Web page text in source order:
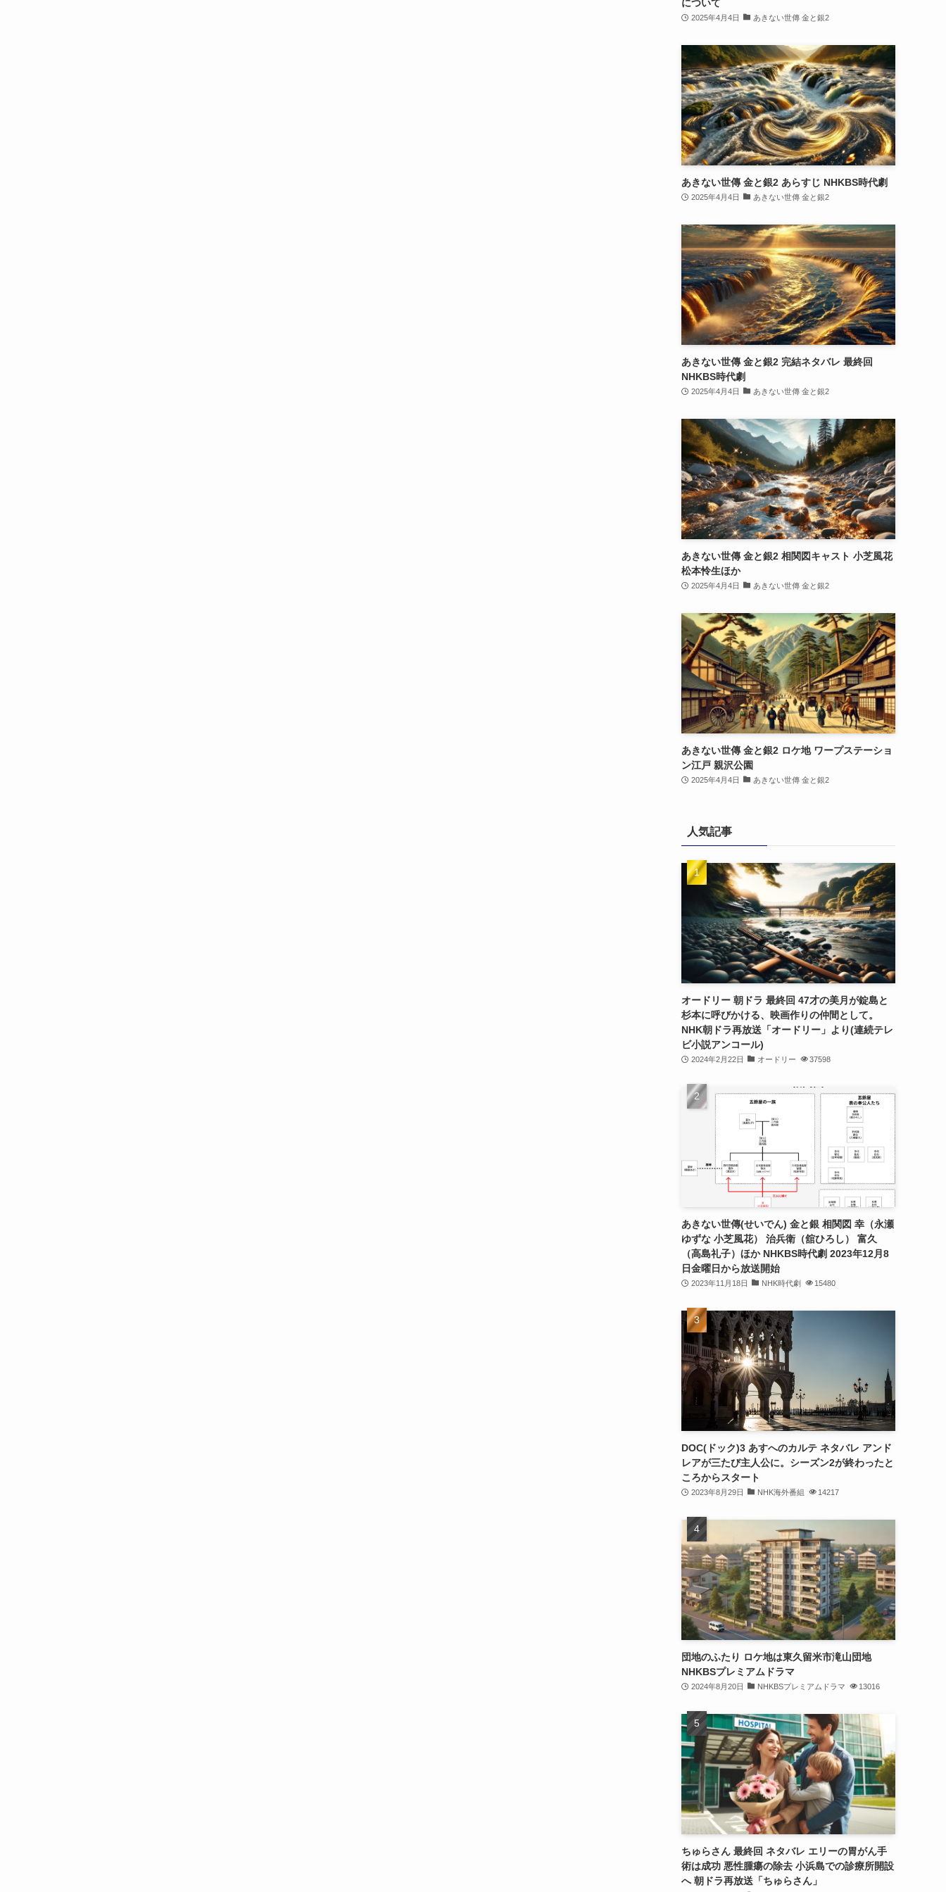
について
2025年4月4日 あきない世傳 金と銀2
あきない世傳 金と銀2 あらすじ NHKBS時代劇
2025年4月4日 あきない世傳 金と銀2
あきない世傳 金と銀2 完結ネタバレ 最終回
NHKBS時代劇
2025年4月4日 あきない世傳 金と銀2
あきない世傳 金と銀2 相関図キャスト 小芝風花
松本怜生ほか
2025年4月4日 あきない世傳 金と銀2
あきない世傳 金と銀2 ロケ地 ワープステーショ
ン江戸 親沢公園
2025年4月4日 あきない世傳 金と銀2
人気記事
オードリー 朝ドラ 最終回 47才の美月が錠島と
杉本に呼びかける、映画作りの仲間として。
NHK朝ドラ再放送「オードリー」より(連続テレ
ビ小説アンコール)
2024年2月22日 オードリー 37598
あきない世傳(せいでん) 金と銀 相関図 幸（永瀬
ゆずな 小芝風花） 治兵衛（舘ひろし） 富久
（高島礼子）ほか NHKBS時代劇 2023年12月8
日金曜日から放送開始
2023年11月18日 NHK時代劇 15480
DOC(ドック)3 あすへのカルテ ネタバレ アンド
レアが三たび主人公に。シーズン2が終わったと
ころからスタート
2023年8月29日 NHK海外番組 14217
団地のふたり ロケ地は東久留米市滝山団地
NHKBSプレミアムドラマ
2024年8月20日 NHKBSプレミアムドラマ 13016
ちゅらさん 最終回 ネタバレ エリーの胃がん手
術は成功 悪性腫瘍の除去 小浜島での診療所開設
へ 朝ドラ再放送「ちゅらさん」